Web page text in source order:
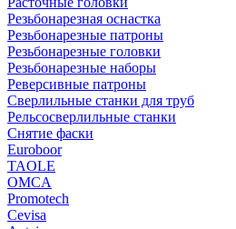
Резьбонарезная оснастка
Резьбонарезные патроны
Резьбонарезные головки
Резьбонарезные наборы
Реверсивные патроны
Сверлильные станки для труб
Рельсосверлильные станки
Снятие фаски
Euroboor
TAOLE
OMCA
Promotech
Cevisa